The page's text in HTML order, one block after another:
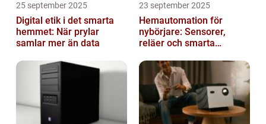
25 september 2025
Digital etik i det smarta
hemmet: När prylar
samlar mer än data
23 september 2025
Hemautomation för
nybörjare: Sensorer,
reläer och smarta